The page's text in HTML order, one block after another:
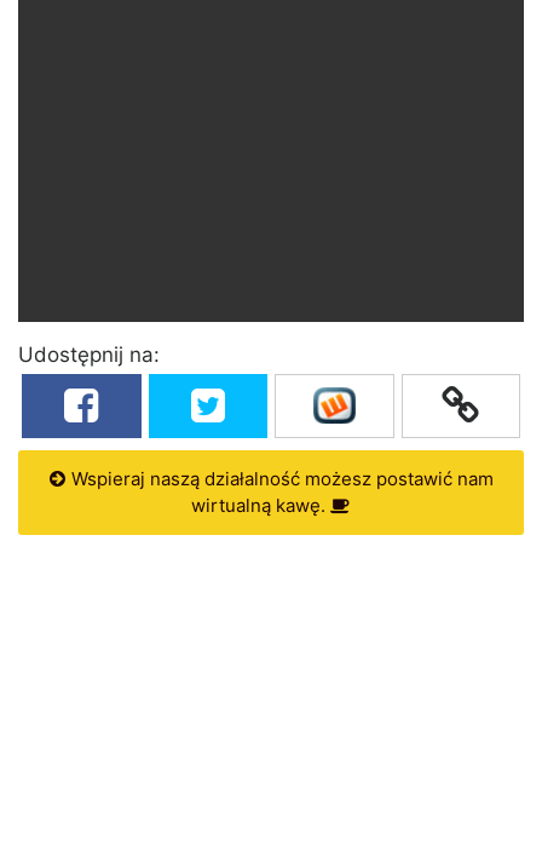
Udostępnij na:
Wspieraj naszą działalność możesz postawić nam
wirtualną kawę.